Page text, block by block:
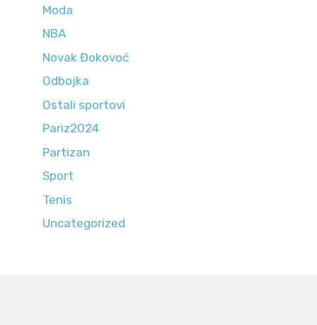
Moda
NBA
Novak Đokovoć
Odbojka
Ostali sportovi
Pariz2024
Partizan
Sport
Tenis
Uncategorized